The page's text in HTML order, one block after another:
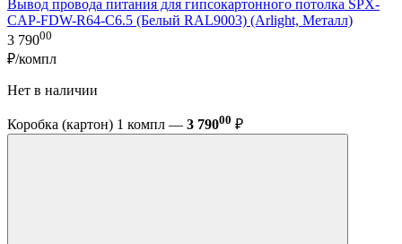
Вывод провода питания для гипсокартонного потолка SPX-
CAP-FDW-R64-C6.5 (Белый RAL9003) (Arlight, Металл)
3 79000
₽/компл
Нет в наличии
Коробка (картон) 1 компл — 3 79000 ₽